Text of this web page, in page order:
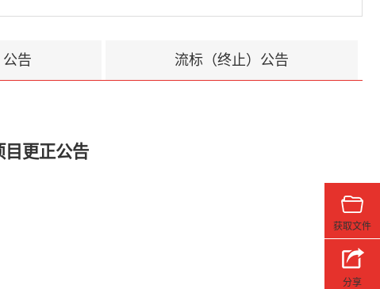
告 流标（终止）公告
获取文件
分享